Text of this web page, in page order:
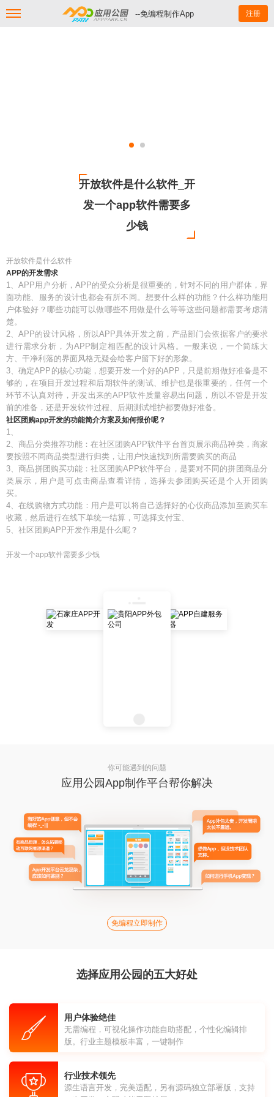
--免编程制作App 注册
开放软件是什么软件_开
发一个app软件需要多
少钱
开放软件是什么软件
APP的开发需求
1、APP用户分析，APP的受众分析是很重要的，针对不同的用户群体，界
面功能、服务的设计也都会有所不同。想要什么样的功能？什么样功能用
户体验好？哪些功能可以做哪些不用做是什么等等这些问题都需要考虑清
楚。
2、APP的设计风格，所以APP具体开发之前，产品部门会依据客户的要求
进行需求分析，为APP制定相匹配的设计风格。一般来说，一个简练大
方、干净利落的界面风格无疑会给客户留下好的形象。
3、确定APP的核心功能，想要开发一个好的APP，只是前期做好准备是不
够的，在项目开发过程和后期软件的测试、维护也是很重要的，任何一个
环节不认真对待，开发出来的APP软件质量容易出问题，所以不管是开发
前的准备，还是开发软件过程、后期测试维护都要做好准备。
社区团购app开发的功能简介方案及如何报价呢？
1、
2、商品分类推荐功能：在社区团购APP软件平台首页展示商品种类，商家
要按照不同商品类型进行归类，让用户快速找到所需要购买的商品
3、商品拼团购买功能：社区团购APP软件平台，是要对不同的拼团商品分
类展示，用户是可点击商品查看详情，选择去参团购买还是个人开团购
买。
4、在线购物方式功能：用户是可以将自己选择好的心仪商品添加至购买车
收藏，然后进行在线下单统一结算，可选择支付宝、
5、社区团购APP开发作用是什么呢？
开发一个app软件需要多少钱
你可能遇到的问题
应用公园App制作平台帮你解决
免编程立即制作
选择应用公园的五大好处
用户体验绝佳
无需编程，可视化操作功能自助搭配，个性化编辑排
版。行业主题模板丰富，一键制作
行业技术领先
源生语言开发，完美适配，另有源码独立部署版，支持